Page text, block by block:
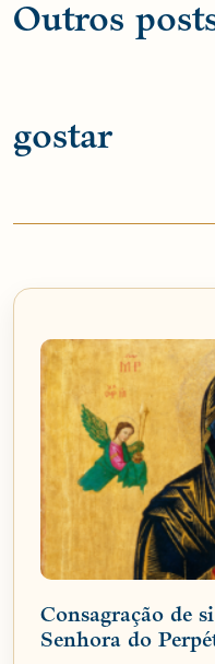
Outros
gostar
Consagração de
Senhora do